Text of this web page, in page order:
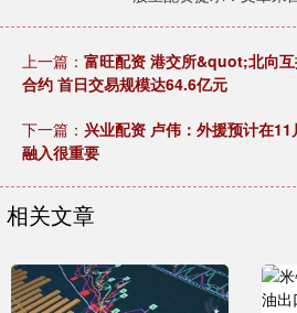
上一篇： 富旺配资 港交所&quot;北向
合约 首日交易规模达64.6亿元
下一篇： 兴业配资 卢伟：外援预计在
融入很重要
相关文章